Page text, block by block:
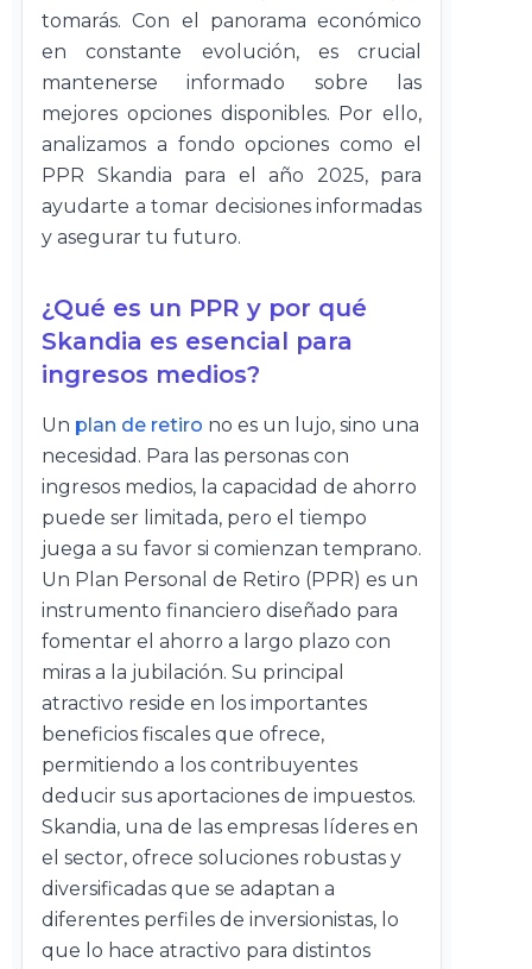
tomarás. Con el panorama económico
en constante evolución, es crucial
mantenerse informado sobre las
mejores opciones disponibles. Por ello,
analizamos a fondo opciones como el
PPR Skandia para el año 2025, para
ayudarte a tomar decisiones informadas
y asegurar tu futuro.
¿Qué es un PPR y por qué
Skandia es esencial para
ingresos medios?
Un plan de retiro no es un lujo, sino una
necesidad. Para las personas con
ingresos medios, la capacidad de ahorro
puede ser limitada, pero el tiempo
juega a su favor si comienzan temprano.
Un Plan Personal de Retiro (PPR) es un
instrumento financiero diseñado para
fomentar el ahorro a largo plazo con
miras a la jubilación. Su principal
atractivo reside en los importantes
beneficios fiscales que ofrece,
permitiendo a los contribuyentes
deducir sus aportaciones de impuestos.
Skandia, una de las empresas líderes en
el sector, ofrece soluciones robustas y
diversificadas que se adaptan a
diferentes perfiles de inversionistas, lo
que lo hace atractivo para distintos